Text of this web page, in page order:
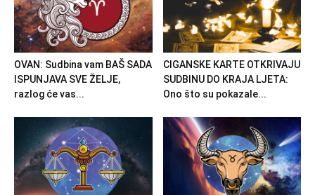
OVAN: Sudbina vam BAŠ SADA
ISPUNJAVA SVE ŽELJE,
razlog će vas...
CIGANSKE KARTE OTKRIVAJU
SUDBINU DO KRAJA LJETA:
Ono što su pokazale...